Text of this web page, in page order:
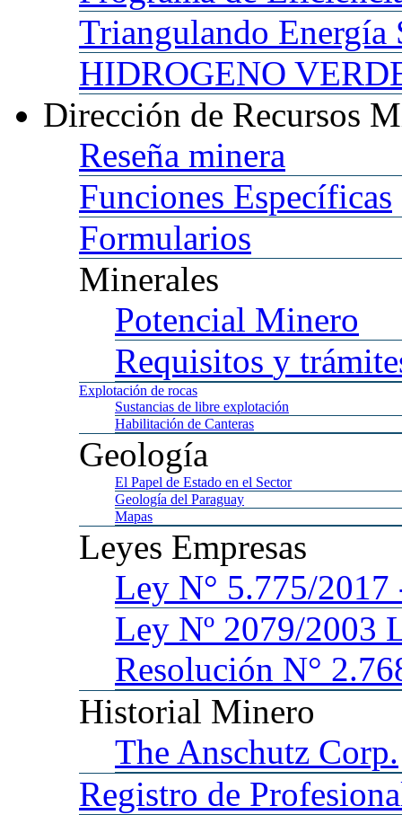
Triangulando Energía
HIDROGENO
Dirección de Recursos
Reseña minera
Funciones Específicas
Formularios
Minerales
Potencial Minero
Requisitos y
Explotación de rocas
Sustancias de libre explotación
Habilitación de Canteras
Geología
El Papel de Estado en el Sector
Geología del Paraguay
Mapas
Leyes Empresas
Ley N° 5.775/
Ley Nº 2079/2003
Resolución N°
Historial Minero
The Anschutz Corp.
Registro de